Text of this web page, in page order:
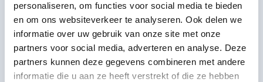
personaliseren, om functies voor social media te bieden
en om ons websiteverkeer te analyseren. Ook delen we
informatie over uw gebruik van onze site met onze
partners voor social media, adverteren en analyse. Deze
partners kunnen deze gegevens combineren met andere
informatie die u aan ze heeft verstrekt of die ze hebben
Positief aan YFU vind ik dat ze
gastgezinnen niet betalen voor hun
opvang.Bij andere organisaties
gebeurt dit soms wel.Gezinnen die dit
voor YFU doen, zijn dus heel